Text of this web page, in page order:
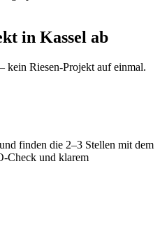
in Kassel ab
Riesen-Projekt auf einmal.
finden die 2–3 Stellen mit dem
Check und klarem